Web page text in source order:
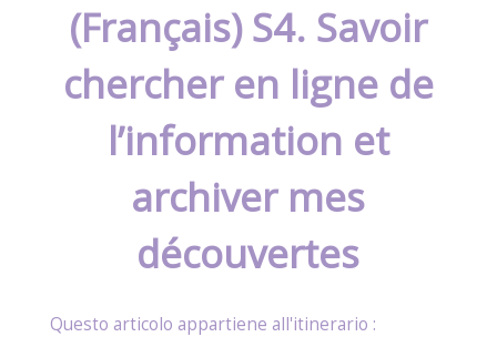
(Français) S4. Savoir
chercher en ligne de
l’information et
archiver mes
découvertes